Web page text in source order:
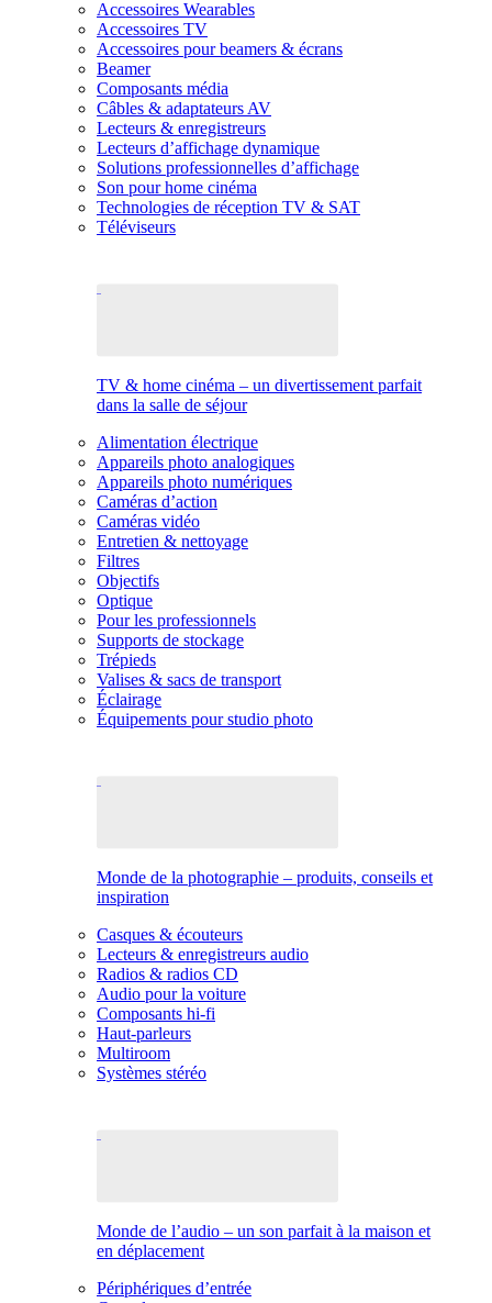
Accessoires Wearables
Accessoires TV
Accessoires pour beamers & écrans
Beamer
Composants média
Câbles & adaptateurs AV
Lecteurs & enregistreurs
Lecteurs d’affichage dynamique
Solutions professionnelles d’affichage
Son pour home cinéma
Technologies de réception TV & SAT
Téléviseurs
TV & home cinéma – un divertissement parfait
dans la salle de séjour
Alimentation électrique
Appareils photo analogiques
Appareils photo numériques
Caméras d’action
Caméras vidéo
Entretien & nettoyage
Filtres
Objectifs
Optique
Pour les professionnels
Supports de stockage
Trépieds
Valises & sacs de transport
Éclairage
Équipements pour studio photo
Monde de la photographie – produits, conseils et
inspiration
Casques & écouteurs
Lecteurs & enregistreurs audio
Radios & radios CD
Audio pour la voiture
Composants hi-fi
Haut-parleurs
Multiroom
Systèmes stéréo
Monde de l’audio – un son parfait à la maison et
en déplacement
Périphériques d’entrée